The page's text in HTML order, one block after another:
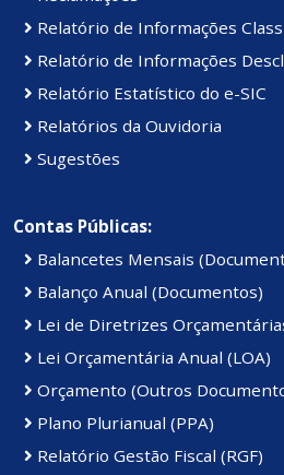
Relatório de Informações
Relatório de Informações
Relatório Estatístico do e-SIC
Relatórios da Ouvidoria
Sugestões
Contas Públicas:
Balancetes Mensais
Balanço Anual (Documentos)
Lei de Diretrizes
Lei Orçamentária Anual (LOA)
Orçamento (Outros
Plano Plurianual (PPA)
Relatório Gestão Fiscal (RGF)